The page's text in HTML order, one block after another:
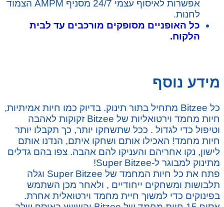
אפשרות לאיסוף עצמי 24/7 מסניף AMPM הצמוד
לחנות.
כל האופניים מסופקים מורכבים עד לבית
הלקוח.
מידע נוסף
כל Bitzee מתחיל בתור תינוק. בדיוק כמו חיות אמיתיות,
חיות מחמד וירטואליות של Bitzee זקוקות לאהבה
וטיפול כדי לגדול . ככל שתשחקו יותר, כך תקבלו יותר
חיות מחמד! האכילו אותם ושחקו איתם, הנדנו אותם
לישון, נקו אחריהם והעניקו להם אהבה. צפו בהם גדלים
מתינוק למבוגר ל-Super Bitzee!
פתח את כל חיות המחמד של Super Bitzee וגלה
תלבושות ומשחקים ייחודיים , ולאחר מכן השתמש
בפינוקים כדי למשוך חיית מחמד וירטואלית אחרת.